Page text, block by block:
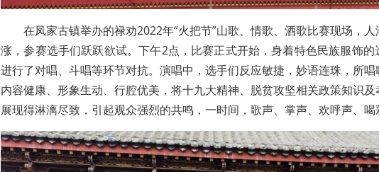
在凤家古镇举办的禄劝2022年“火把节”山歌、情歌、酒歌比赛现场，
涨，参赛选手们跃跃欲试。下午2点，比赛正式开始，身着特色民族服饰的
进行了对唱、斗唱等环节对抗。演唱中，选手们反应敏捷，妙语连珠，所唱
内容健康、形象生动、行腔优美，将十九大精神、脱贫攻坚相关政策知识
展现得淋漓尽致，引起观众强烈的共鸣，一时间，歌声、掌声、欢呼声、喝